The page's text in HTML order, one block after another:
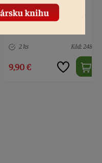
Girlanda balóny bielo-
fialovo-zlaté 102 ks
2 ks Kód: 2480
9,90 €